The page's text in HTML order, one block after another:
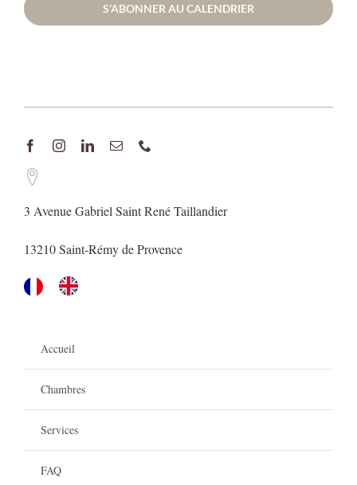
S’ABONNER AU CALENDRIER
3 Avenue Gabriel Saint René Taillandier
13210 Saint-Rémy de Provence
Accueil
Chambres
Services
FAQ